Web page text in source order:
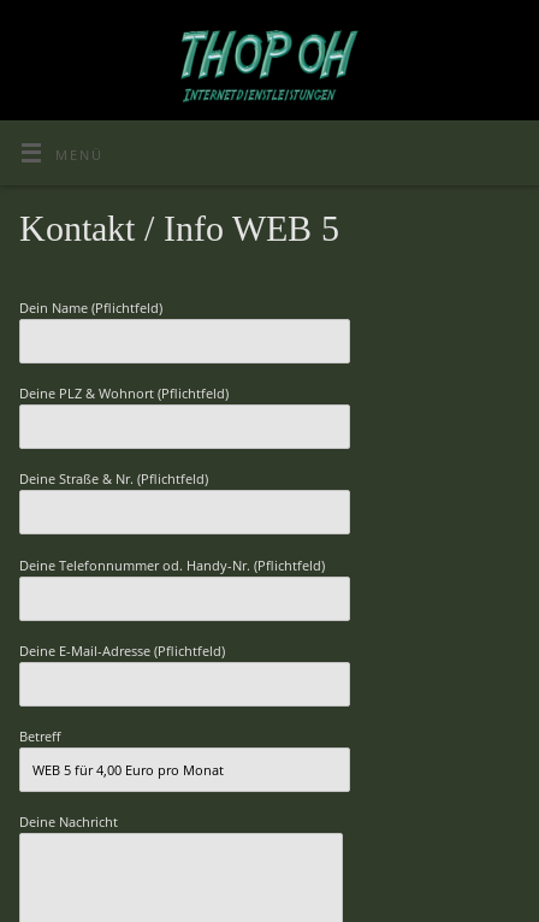
MENÜ
Kontakt / Info WEB 5
Dein Name (Pflichtfeld)
Deine PLZ & Wohnort (Pflichtfeld)
Deine Straße & Nr. (Pflichtfeld)
Deine Telefonnummer od. Handy-Nr. (Pflichtfeld)
Deine E-Mail-Adresse (Pflichtfeld)
Betreff
Deine Nachricht